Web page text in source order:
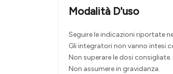
Modalità D'uso
Seguire le indicazioni riportate
Gli integratori non vanno intesi
Non superare le dosi consigliate.
Non assumere in gravidanza.